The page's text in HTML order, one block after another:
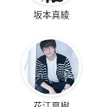
坂本真綾